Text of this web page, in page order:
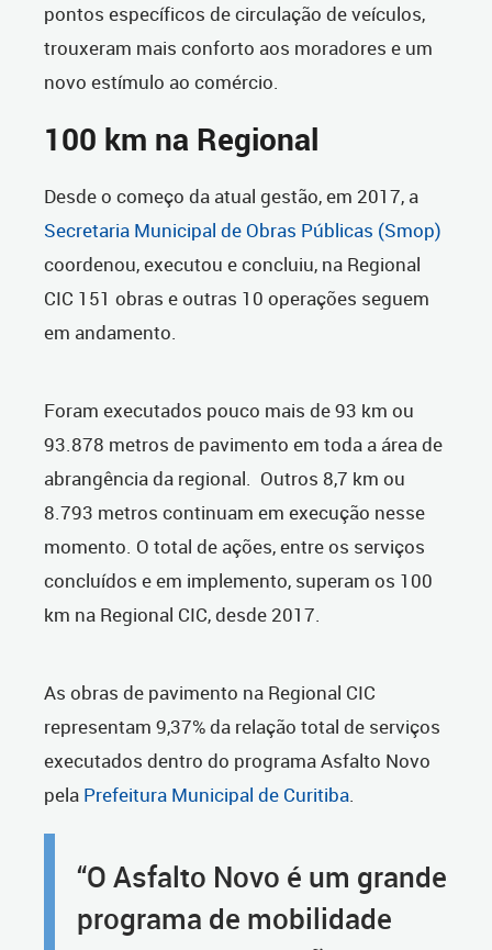
pontos específicos de circulação de veículos,
trouxeram mais conforto aos moradores e um
novo estímulo ao comércio.
100 km na Regional
Desde o começo da atual gestão, em 2017, a
Secretaria Municipal de Obras Públicas (Smop)
coordenou, executou e concluiu, na Regional
CIC 151 obras e outras 10 operações seguem
em andamento.
Foram executados pouco mais de 93 km ou
93.878 metros de pavimento em toda a área de
abrangência da regional. Outros 8,7 km ou
8.793 metros continuam em execução nesse
momento. O total de ações, entre os serviços
concluídos e em implemento, superam os 100
km na Regional CIC, desde 2017.
As obras de pavimento na Regional CIC
representam 9,37% da relação total de serviços
executados dentro do programa Asfalto Novo
pela Prefeitura Municipal de Curitiba.
“O Asfalto Novo é um grande
programa de mobilidade